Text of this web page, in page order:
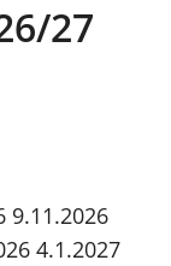
27
9.11.2026
4.1.2027